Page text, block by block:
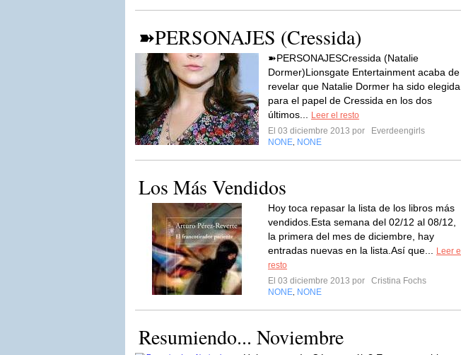
➽PERSONAJES (Cressida)
➽PERSONAJESCressida (Natalie
Dormer)Lionsgate Entertainment acaba de
revelar que Natalie Dormer ha sido elegida
para el papel de Cressida en los dos
últimos...
Leer el resto
El 03 diciembre 2013 por
Everdeengirls
NONE NONE
Los Más Vendidos
Hoy toca repasar la lista de los libros más
vendidos.Esta semana del 02/12 al 08/12,
la primera del mes de diciembre, hay
entradas nuevas en la lista.Así que...
Leer el
resto
El 03 diciembre 2013 por
Cristina Fochs
NONE NONE
Resumiendo... Noviembre